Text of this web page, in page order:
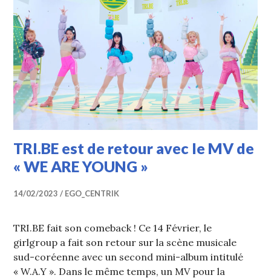
TRI.BE est de retour avec le MV de
« WE ARE YOUNG »
14/02/2023 EGO_CENTRIK
TRI.BE fait son comeback ! Ce 14 Février, le
girlgroup a fait son retour sur la scène musicale
sud-coréenne avec un second mini-album intitulé
« W.A.Y ». Dans le même temps, un MV pour la